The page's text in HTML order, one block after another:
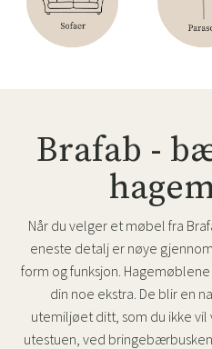
Brafab -
Når du velger et møbel fra
eneste detalj er nøye
form og funksjon.
din noe ekstra. De blir en
utemiljøet ditt, som du ikke
utestuen, ved